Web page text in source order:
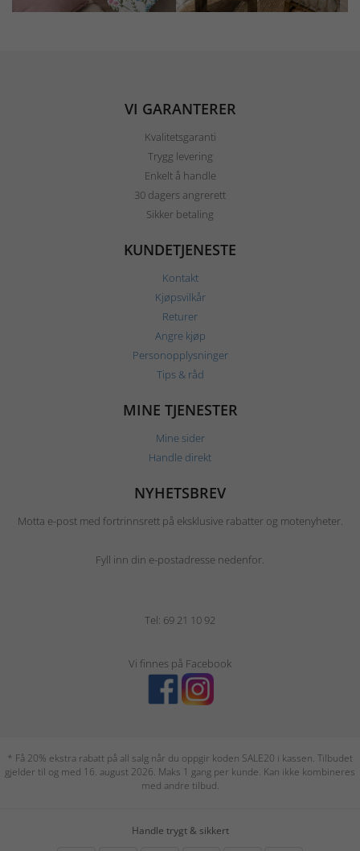
VI GARANTERER
Kvalitetsgaranti
Trygg levering
Enkelt å handle
30 dagers angrerett
Sikker betaling
KUNDETJENESTE
Kontakt
Kjøpsvilkår
Returer
Angre kjøp
Personopplysninger
Tips & råd
MINE TJENESTER
Mine sider
Handle direkt
NYHETSBREV
Motta e-post med fortrinnsrett på eksklusive rabatter og motenyheter.
Fyll inn din e-postadresse nedenfor.
Tel: 69 21 10 92
Vi finnes på Facebook
* Få 20% ekstra rabatt på all salg når du oppgir koden SALE20 i kassen. Tilbudet
gjelder til og med 16. august 2026. Maks 1 gang per kunde. Kan ikke kombineres
med andre tilbud.
Handle trygt & sikkert